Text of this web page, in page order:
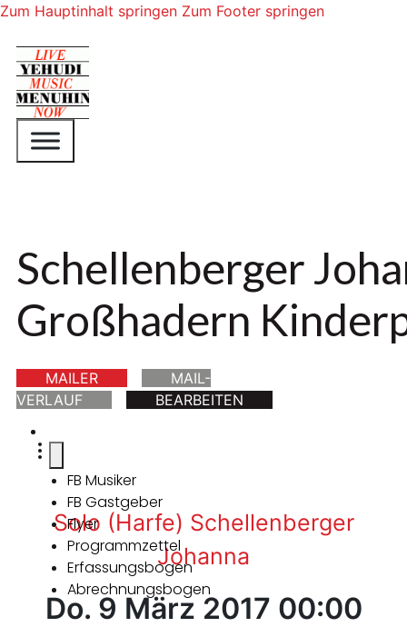
Zum Hauptinhalt springen Zum Footer springen
Schellenberger
Großhadern
MAILER
MAIL-
VERLAUF
BEARBEITEN
FB Musiker
FB Gastgeber
Flyer
Programmzettel
Erfassungsbogen
Abrechnungsbogen
Solo (Harfe) Schellenberger
Johanna
Do. 9 März 2017 00:00